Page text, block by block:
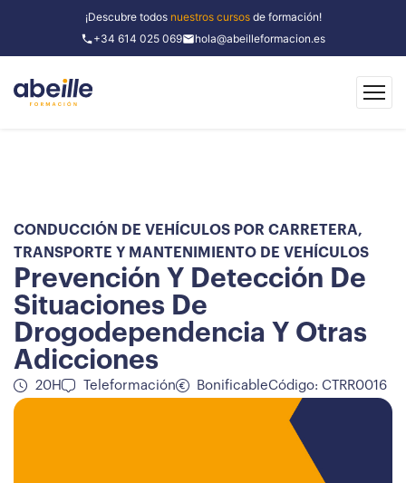
¡Descubre todos nuestros cursosde formación!
+34 614 025 069
hola@abeilleformacion.es
CONDUCCIÓN DE VEHÍCULOS POR CARRETERA,
TRANSPORTE Y MANTENIMIENTO DE VEHÍCULOS
Prevención Y Detección De
Situaciones De
Drogodependencia Y Otras
Adicciones
20H Teleformación BonificableCódigo: CTRR0016